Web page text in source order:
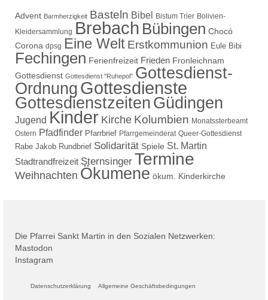
Advent Barmherzigkeit Basteln Bibel Bistum Trier Bolivien-
Kleidersammlung Brebach Bübingen Chocó
Corona dpsg Eine Welt Erstkommunion Eule Bibi
Fechingen Ferienfreizeit Frieden Fronleichnam
Gottesdienst Gottesdienst "Ruhepol" Gottesdienst-
OrdnungGottesdienste
Gottesdienstzeiten Güdingen
Jugend Kinder Kirche Kolumbien Monatssterbeamt
Ostern Pfadfinder Pfarrbrief Pfarrgemeinderat Queer-Gottesdienst
Rabe Jakob Rundbrief Solidarität Spiele St. Martin
Stadtrandfreizeit Sternsinger Termine
Weihnachten Ökumene ökum. Kinderkirche
Die Pfarrei Sankt Martin in den Sozialen Netzwerken:
Mastodon
Instagram
Datenschutzerklärung Allgemeine Geschäftsbedingungen